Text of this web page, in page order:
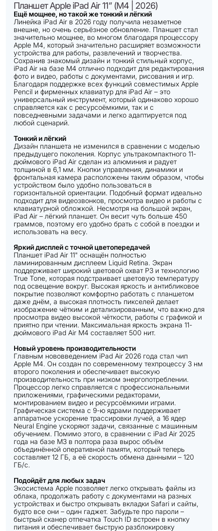
Планшет Apple iPad Air 11” (M4 | 2026)
Ещё мощнее, но такой же тонкий и лёгкий
Линейка iPad Air в 2026 году получила незаметное
внешне, но очень серьёзное обновление. Планшет стал
значительно мощнее, во многом благодаря процессору
Apple M4, который значительно расширяет возможности
устройства для работы, развлечений и творчества.
Сохранив знакомый дизайн и тонкий стильный корпус,
iPad Air на базе M4 отлично подходит для редактирования
фото и видео, работы с документами, рисования и игр.
Благодаря поддержке всех функций совместимых Apple
Pencil и фирменных клавиатур для iPad Air – это
универсальный инструмент, который одинаково хорошо
справляется как с ресурсоёмкими, так и с
повседневными задачами и легко адаптируется под
любой сценарий.
Тонкий и лёгкий
Дизайн планшета не изменился в сравнении с моделью
предыдущего поколения. Корпус ультракомпактного 11-
дюймового iPad Air сделан из алюминия и радует
толщиной в 6,1 мм. Кнопки управления, динамики и
фронтальная камера расположены таким образом, чтобы
устройством было удобно пользоваться в
горизонтальной ориентации. Подобный формат идеально
подходит для видеозвонков, просмотра видео и работы с
клавиатурной обложкой. Несмотря на большой экран,
iPad Air – лёгкий планшет. Он весит чуть больше 450
граммов, поэтому его удобно брать с собой в поездки и
использовать на весу.
Яркий дисплей с точной цветопередачей
Планшет iPad Air 11" оснащён полностью
ламинированным дисплеем Liquid Retina. Экран
поддерживает широкий цветовой охват P3 и технологию
True Tone, которая подстраивает цветовую температуру
под освещение вокруг. Высокая яркость и антибликовое
покрытие позволяют комфортно работать с планшетом
даже днём, а высокая плотность пикселей делает
изображение чётким и детализированным, что важно для
просмотра видео высокой чёткости, работы с графикой и
приятно при чтении. Максимальная яркость экрана 11-
дюймового iPad Air M4 составляет 500 нит.
Новый уровень производительности
Главным нововведением iPad Air 2026 года стал чип
Apple M4. Он создан по современному техпроцессу 3 нм
второго поколения и обеспечивает высокую
производительность при низком энергопотреблении.
Процессор легко справляется с профессиональными
приложениями, графическими редакторами,
монтированием видео и ресурсоёмкими играми.
Графическая система с 9-ю ядрами поддерживает
аппаратное ускорение трассировки лучей, а 16 ядер
Neural Engine ускоряют задачи, связанные с машинным
обучением. Помимо этого, в сравнении с iPad Air 2025
года на базе M3 в полтора раза вырос объём
объединённой оперативной памяти, который теперь
составляет 12 ГБ, а её скорость обмена данными – 120
ГБ/с.
Подойдёт для любых задач
Экосистема Apple позволяет легко открывать файлы из
облака, продолжать работу с документами на разных
устройствах и быстро открывать вкладки Safari и сайты,
будто все они – один гаджет. Забудьте про пароли –
быстрый сканер отпечатка Touch ID встроен в кнопку
питания и обеспечивает быструю разблокировку